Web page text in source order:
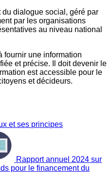
dialogue social, géré par
par les organisations
au niveau national
fournir une information
et précise. Il doit devenir le
est accessible pour le
et décideurs.
et ses principes
Rapport annuel 2024 sur
pour le financement du